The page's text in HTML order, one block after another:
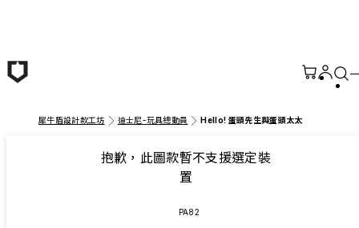
犀牛盾設計款工坊 迪士尼-玩具總動員 Hello! 蛋頭先生與蛋頭太太
抱歉，此圖款暫不支援選定裝
置
PA82